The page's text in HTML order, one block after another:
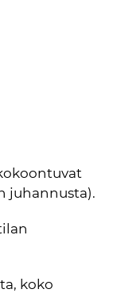
juhannusta).
koko